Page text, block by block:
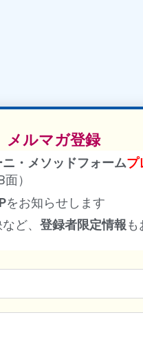
メルマガ登録
・メソッドフォームプ
）
をお知らせします
ど、 登録者限定情報も